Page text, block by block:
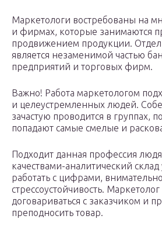
Маркетологи востребованы на
и фирмах, которые занимаются
продвижением продукции. Отдел
является незаменимой частью
предприятий и торговых фирм.
Важно! Работа маркетологом
и целеустремленных людей.
зачастую проводится в группах,
попадают самые смелые и
Подходит данная профессия
качествами-аналитический
работать с цифрами,
стрессоустойчивость.
договариваться с заказчиком и
преподносить товар.